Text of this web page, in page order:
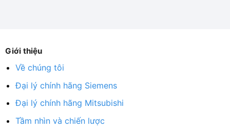
Giới thiệu
Về chúng tôi
Đại lý chính hãng Siemens
Đại lý chính hãng Mitsubishi
Tầm nhìn và chiến lược